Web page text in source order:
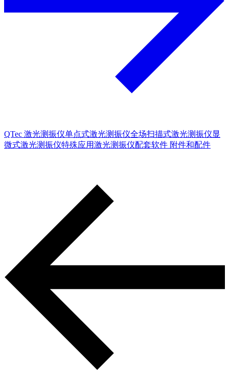
QTec 激光测振仪单点式激光测振仪全场扫描式激光测振仪显
微式激光测振仪特殊应用激光测振仪配套软件 附件和配件